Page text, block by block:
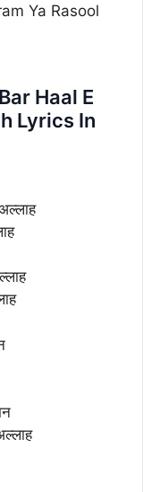
Ya Rasool
Haal E
Lyrics In